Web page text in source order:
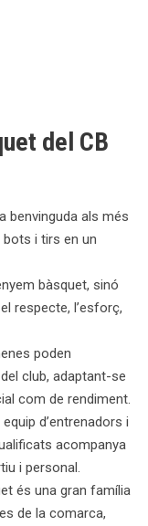
del CB
benvinguda als més
i tirs en un
bàsquet, sinó
respecte, l’esforç,
poden
club, adaptant-se
com de rendiment.
equip d’entrenadors i
acompanya
i personal.
és una gran família
de la comarca,